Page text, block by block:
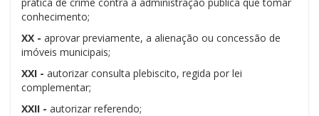
conhecimento;
XX - aprovar previamente, a alienação ou concessão de
imóveis municipais;
XXI - autorizar consulta plebiscito, regida por lei
complementar;
XXII - autorizar referendo;